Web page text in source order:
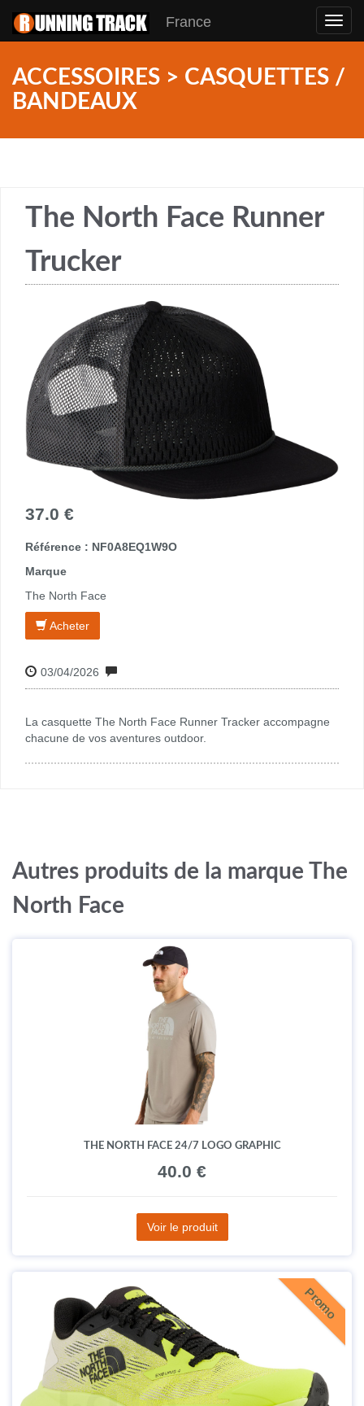
France
ACCESSOIRES > CASQUETTES /
BANDEAUX
The North Face Runner
Trucker
37.0 €
Référence : NF0A8EQ1W9O
Marque
The North Face
Acheter
03/04/2026
La casquette The North Face Runner Tracker accompagne
chacune de vos aventures outdoor.
Autres produits de la marque The
North Face
THE NORTH FACE 24/7 LOGO GRAPHIC
40.0 €
Voir le produit
Promo